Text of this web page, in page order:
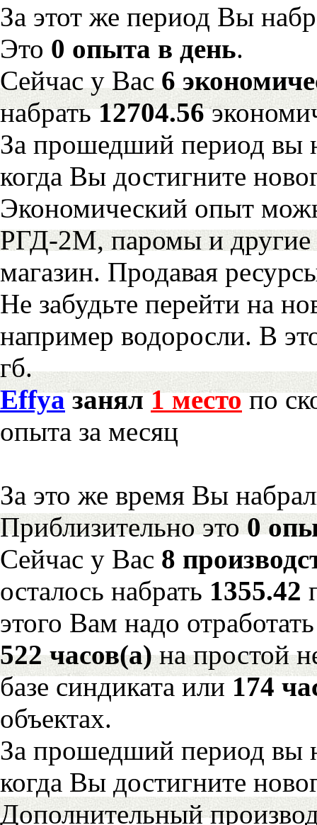
За этот же период Вы
Это 0 опыта в день.
Сейчас у Вас6
набрать12704.56
За прошедший период вы
когда Вы достигните
Экономический опыт
РГД-2М, паромы и другие
магазин. Продавая
Не забудьте перейти на
например водоросли. В
гб.
Effyaзанял1 местопо
опыта за месяц
За это же время Вы
Приблизительно это0
Сейчас у Вас 8
осталось набрать 1355.42
этого Вам надо отработать
522 часов(а)на простой
базе синдиката или174
объектах.
За прошедший период вы
когда Вы достигните
Дополнительный